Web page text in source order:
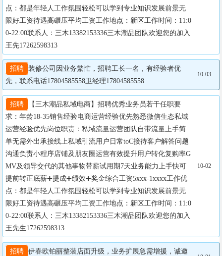
点：都是年轻人工作氛围轻松可以学到专业知识发展前景无
限好工资待遇高碾压平均工资工作地点：新区工作时间：11:0
0-22:00联系人：三木13382153336三木潮品团队欢迎您的加入
王先17262598313
招聘 装修公司因业务繁忙，招聘工长一名，有经验者优
先，联系电话17804585558卫经理17804585558
10-03
招聘
【三木潮品私域电商】招聘优秀业务员若干任职要
求：年龄18-35销售经验电商运营经验优先熟悉微信生态私域
运营经验优先岗位职责：私域流量运营团队自带流量上手简
单无需外出承接线上私域引流用户日常toC接待客户解答问题
沟通负责小程序店铺及朋友圈运营有效提升用户转化复购率G
MV及领导交代的其他事物带薪试用期7天业务能力上手快可
提前转正底薪➕提成➕绩效➕奖金综合工资5xxx-1xxxx工作优
点：都是年轻人工作氛围轻松可以学到专业知识发展前景无
限好工资待遇高碾压平均工资工作地点：新区工作时间：11:0
0-22:00联系人：三木13382153336三木潮品团队欢迎您的加入
王先生17262598313
10-02
招聘 伊春欧铂丽整装店面升级，业务扩展急需增援，诚邀